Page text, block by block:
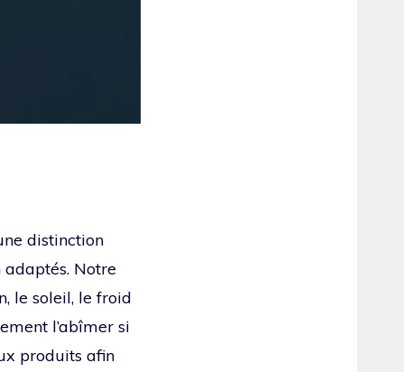
distinction
Notre
le soleil, le froid
l’abîmer si
produits afin